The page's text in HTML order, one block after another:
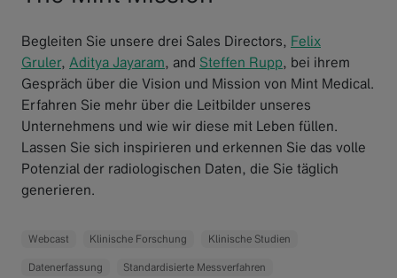
Begleiten Sie unsere drei Sales Directors, Felix
Gruler, Aditya Jayaram, and Steffen Rupp, bei ihrem
Gespräch über die Vision und Mission von Mint Medical.
Erfahren Sie mehr über die Leitbilder unseres
Unternehmens und wie wir diese mit Leben füllen.
Lassen Sie sich inspirieren und erkennen Sie das volle
Potenzial der radiologischen Daten, die Sie täglich
generieren.
Webcast Klinische Forschung Klinische Studien
Datenerfassung Standardisierte Messverfahren